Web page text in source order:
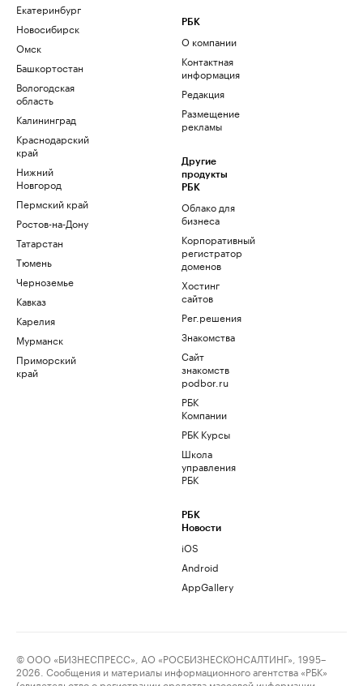
Екатеринбург
Новосибирск
Омск
Башкортостан
Вологодская
область
Калининград
Краснодарский
край
Нижний
Новгород
Пермский край
Ростов-на-Дону
Татарстан
Тюмень
Черноземье
Кавказ
Карелия
Мурманск
Приморский
край
РБК
О компании
Контактная
информация
Редакция
Размещение
рекламы
Другие
продукты
РБК
Облако для
бизнеса
Корпоративный
регистратор
доменов
Хостинг
сайтов
Рег.решения
Знакомства
Сайт
знакомств
podbor.ru
РБК
Компании
РБК Курсы
Школа
управления
РБК
РБК
Новости
iOS
Android
AppGallery
© ООО «БИЗНЕСПРЕСС», АО «РОСБИЗНЕСКОНСАЛТИНГ», 1995–
2026. Сообщения и материалы информационного агентства «РБК»